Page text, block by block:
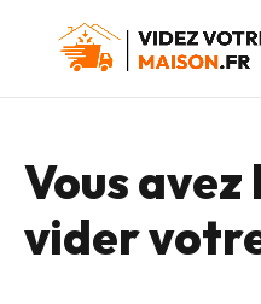
Vous avez
vider